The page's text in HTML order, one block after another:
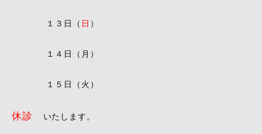
１３日（ 日 ）
１４日（月）
１５日（火）
休診 いたします。